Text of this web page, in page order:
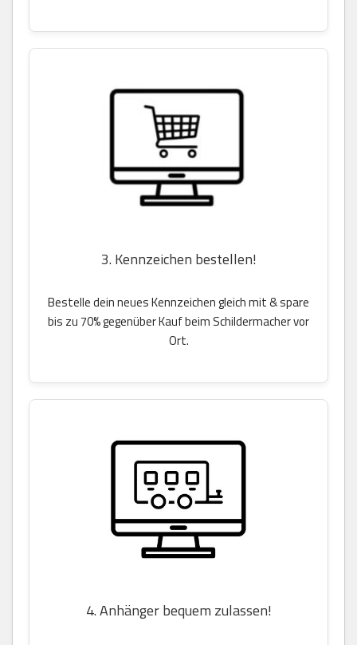
3. Kennzeichen bestellen!
Bestelle dein neues Kennzeichen gleich mit & spare
bis zu 70% gegenüber Kauf beim Schildermacher vor
Ort.
4. Anhänger bequem zulassen!